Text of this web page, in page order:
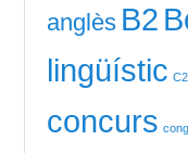
anglès B2
lingüístic C2
concurs